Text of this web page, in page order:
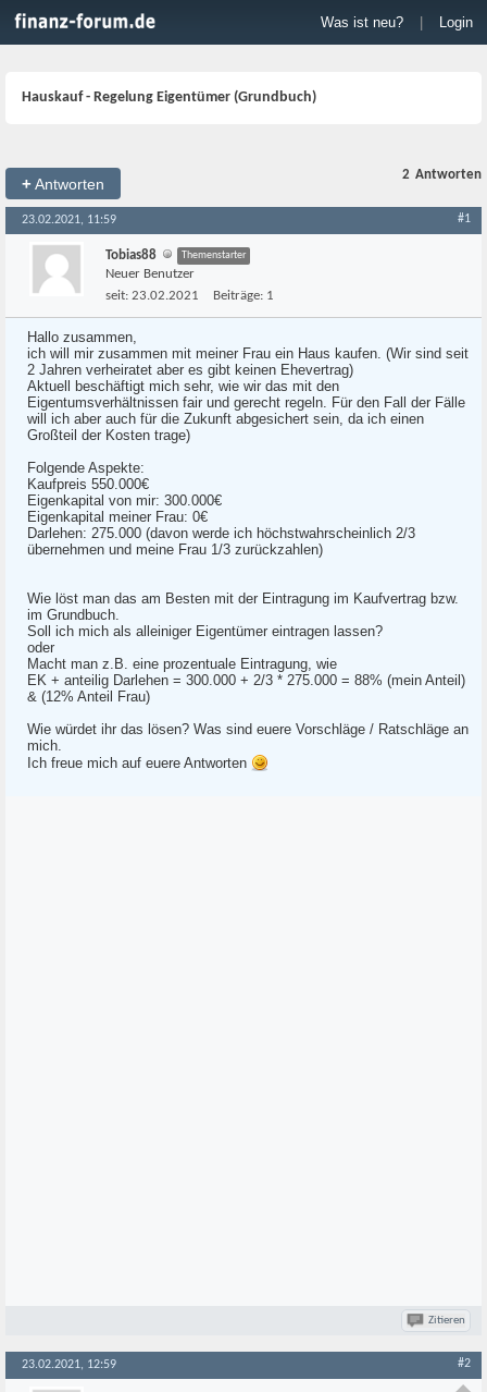
Was ist neu? Login
Hauskauf - Regelung Eigentümer (Grundbuch)
+Antworten
2 Antworten
23.02.2021, 11:59 #1
Tobias88 Themenstarter
Neuer Benutzer
seit: 23.02.2021 Beiträge: 1
Hallo zusammen,
ich will mir zusammen mit meiner Frau ein Haus kaufen. (Wir sind seit
2 Jahren verheiratet aber es gibt keinen Ehevertrag)
Aktuell beschäftigt mich sehr, wie wir das mit den
Eigentumsverhältnissen fair und gerecht regeln. Für den Fall der Fälle
will ich aber auch für die Zukunft abgesichert sein, da ich einen
Großteil der Kosten trage)
Folgende Aspekte:
Kaufpreis 550.000€
Eigenkapital von mir: 300.000€
Eigenkapital meiner Frau: 0€
Darlehen: 275.000 (davon werde ich höchstwahrscheinlich 2/3
übernehmen und meine Frau 1/3 zurückzahlen)
Wie löst man das am Besten mit der Eintragung im Kaufvertrag bzw.
im Grundbuch.
Soll ich mich als alleiniger Eigentümer eintragen lassen?
oder
Macht man z.B. eine prozentuale Eintragung, wie
EK + anteilig Darlehen = 300.000 + 2/3 * 275.000 = 88% (mein Anteil)
& (12% Anteil Frau)
Wie würdet ihr das lösen? Was sind euere Vorschläge / Ratschläge an
mich.
Ich freue mich auf euere Antworten
Zitieren
23.02.2021, 12:59 #2